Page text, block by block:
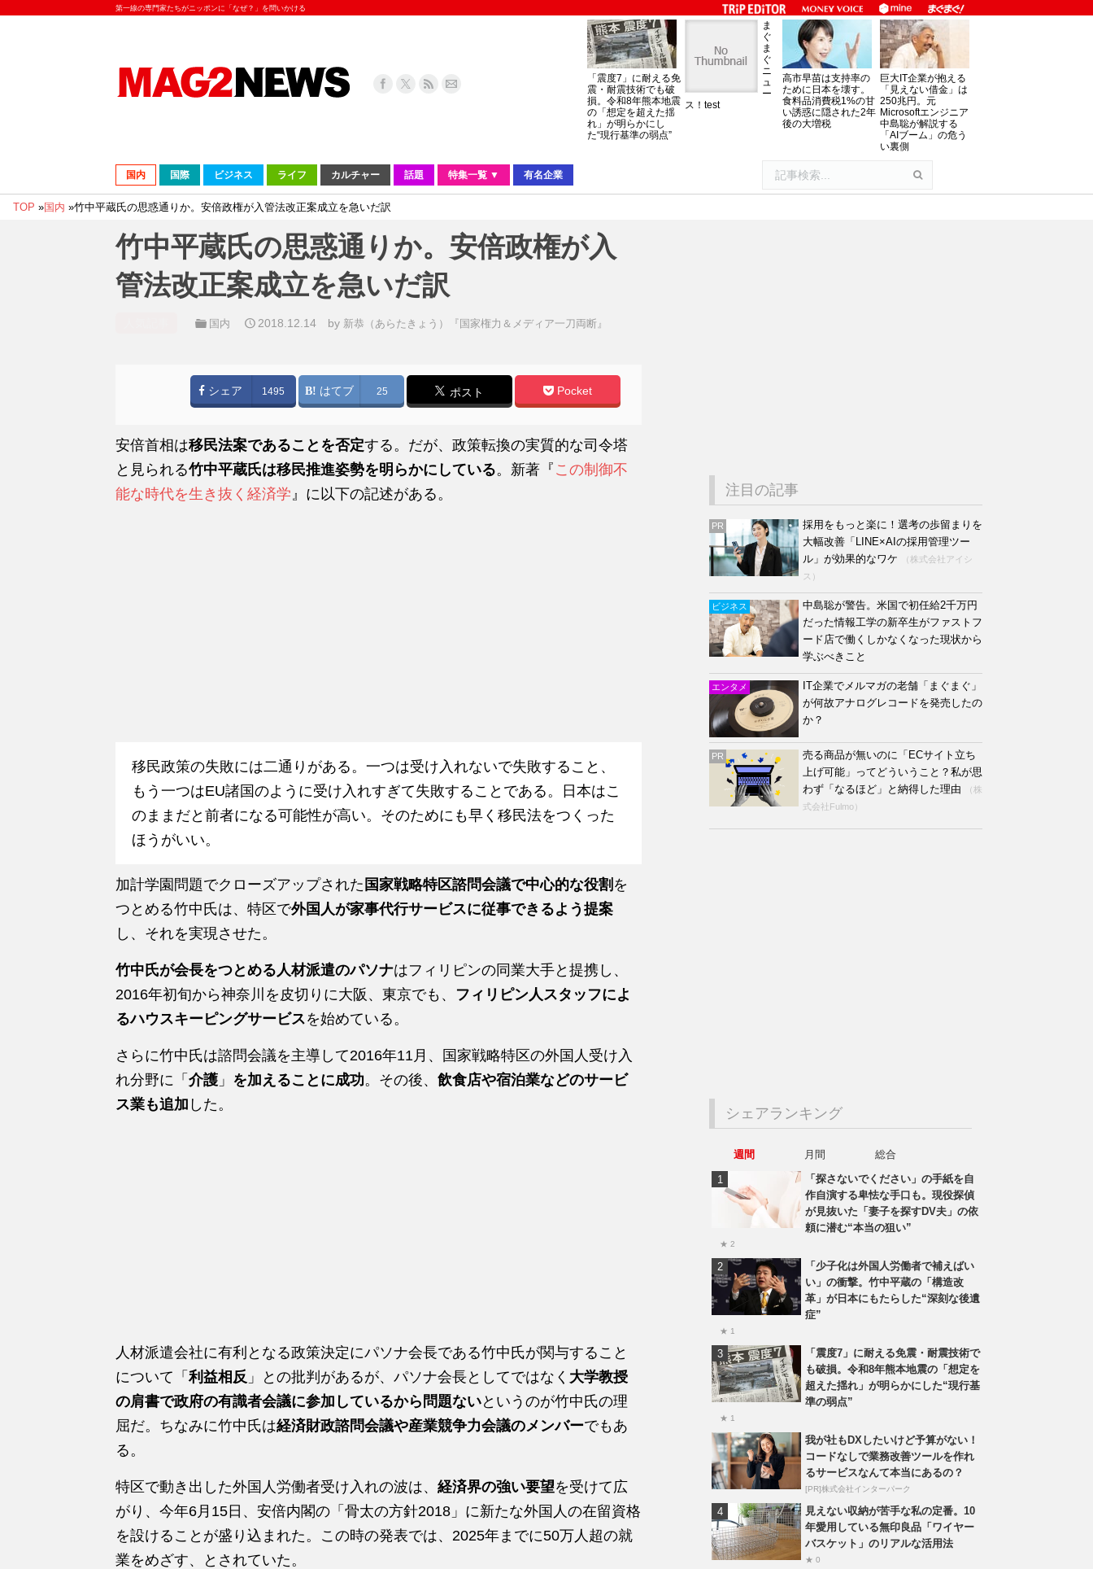
第一線の専門家たちがニッポンに「なぜ？」を問いかける
「震度7」に耐える免
震・耐震技術でも破
損。令和8年熊本地震
の「想定を超えた揺
れ」が明らかにし
た“現行基準の弱点”
ま
ぐ
ま
ぐ
ニ
ュ
ー
ス！test
高市早苗は支持率の
ために日本を壊す。
食料品消費税1%の甘
い誘惑に隠された2年
後の大増税
巨大IT企業が抱える
「見えない借金」は
250兆円。元
Microsoftエンジニア
中島聡が解説する
「AIブーム」の危う
い裏側
国内 国際 ビジネス ライフ カルチャー 話題 特集一覧 ▼ 有名企業
TOP »国内 »竹中平蔵氏の思惑通りか。安倍政権が入管法改正案成立を急いだ訳
竹中平蔵氏の思惑通りか。安倍政権が入
管法改正案成立を急いだ訳
国内 2018.12.14 by 新恭（あらたきょう）『国家権力＆メディア一刀両断』
シェア 1495 はてブ 25 ポスト Pocket
安倍首相は移民法案であることを否定する。だが、政策転換の実質的な司令塔
と見られる竹中平蔵氏は移民推進姿勢を明らかにしている。新著『 この制御不
能な時代を生き抜く経済学 』に以下の記述がある。
移民政策の失敗には二通りがある。一つは受け入れないで失敗すること、
もう一つはEU諸国のように受け入れすぎて失敗することである。日本はこ
のままだと前者になる可能性が高い。そのためにも早く移民法をつくった
ほうがいい。
加計学園問題でクローズアップされた 国家戦略特区諮問会議で中心的な役割 を
つとめる竹中氏は、特区で外国人が家事代行サービスに従事できるよう提案
し、それを実現させた。
竹中氏が会長をつとめる人材派遣のパソナはフィリピンの同業大手と提携し、
2016年初旬から神奈川を皮切りに大阪、東京でも、 フィリピン人スタッフによ
るハウスキーピングサービスを始めている。
さらに竹中氏は諮問会議を主導して2016年11月、国家戦略特区の外国人受け入
れ分野に「 介護 」 を加えることに成功。その後、 飲食店や宿泊業などのサービ
ス業も追加 した。
人材派遣会社に有利となる政策決定にパソナ会長である竹中氏が関与すること
について「 利益相反 」との批判があるが、パソナ会長としてではなく 大学教授
の肩書で政府の有識者会議に参加しているから問題ないというのが竹中氏の理
屈だ。ちなみに竹中氏は経済財政諮問会議や産業競争力会議のメンバーでもあ
る。
特区で動き出した外国人労働者受け入れの波は、 経済界の強い要望を受けて広
がり、今年6月15日、安倍内閣の「骨太の方針2018」に新たな外国人の在留資格
を設けることが盛り込まれた。この時の発表では、2025年までに50万人超の就
業をめざす、とされていた。
注目の記事
PR
採用をもっと楽に！選考の歩留まりを
大幅改善「LINE×AIの採用管理ツー
ル」が効果的なワケ
（株式会社アイシ
ス）
ビジネス
中島聡が警告。米国で初任給2千万円
だった情報工学の新卒生がファストフ
ード店で働くしかなくなった現状から
学ぶべきこと
エンタメ
IT企業でメルマガの老舗「まぐまぐ」
が何故アナログレコードを発売したの
か？
PR
売る商品が無いのに「ECサイト立ち
上げ可能」ってどういうこと？私が思
わず「なるほど」と納得した理由
（株
式会社Fulmo）
シェアランキング
週間 月間
総合
「探さないでください」の手紙を自
作自演する卑怯な手口も。現役探偵
が見抜いた「妻子を探すDV夫」の依
頼に潜む“本当の狙い”
★ 2
「少子化は外国人労働者で補えばい
い」の衝撃。竹中平蔵の「構造改
革」が日本にもたらした“深刻な後遺
症”
★ 1
「震度7」に耐える免震・耐震技術で
も破損。令和8年熊本地震の「想定を
超えた揺れ」が明らかにした“現行基
準の弱点”
★ 1
我が社もDXしたいけど予算がない！
コードなしで業務改善ツールを作れ
るサービスなんて本当にあるの？
[PR]株式会社インターパーク
見えない収納が苦手な私の定番。10
年愛用している無印良品「ワイヤー
バスケット」のリアルな活用法
★ 0